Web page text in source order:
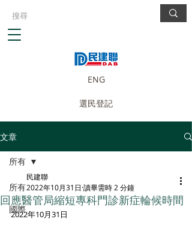
ENG
選民登記
文章
所有
國際
所有
回應醫管局縮短專科門診新症輪候時間
民建聯
2022年10月31日 讀畢需時 2 分鐘
2022年10月31日